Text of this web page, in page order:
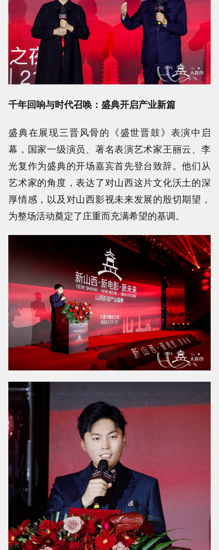
千年回响与时代召唤：盛典开启产业新篇
盛典在展现三晋风骨的《盛世晋鼓》表演中启
幕，国家一级演员、著名表演艺术家王丽云、李
光复作为盛典的开场嘉宾首先登台致辞。他们从
艺术家的角度，表达了对山西这片文化沃土的深
厚情感，以及对山西影视未来发展的殷切期望，
为整场活动奠定了庄重而充满希望的基调。